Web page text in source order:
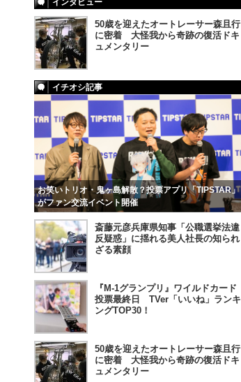
インタビュー
50歳を迎えたオートレーサー森且行
に密着 大怪我から奇跡の復活ドキ
ュメンタリー
イチオシ記事
お笑いトリオ・鬼ヶ島解散？投票アプリ「TIPSTAR」
がファン交流イベント開催
斎藤元彦兵庫県知事「公職選挙法違
反疑惑」に揺れる美人社長の知られ
ざる素顔
『M-1グランプリ』ワイルドカード
投票最終日 TVer「いいね」ランキ
ングTOP30！
50歳を迎えたオートレーサー森且行
に密着 大怪我から奇跡の復活ドキ
ュメンタリー